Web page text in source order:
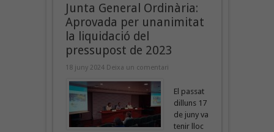
Junta General Ordinària:
Aprovada per unanimitat
la liquidació del
pressupost de 2023
18 juny 2024 Deixa un comentari
El passat
dilluns 17
de juny va
tenir lloc